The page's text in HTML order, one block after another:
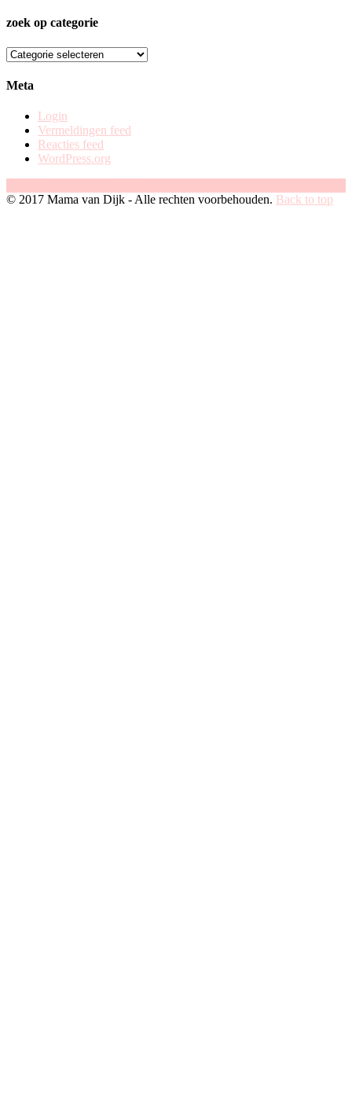
zoek op categorie
zoek
categorie
Meta
Login
Vermeldingen feed
Reacties feed
WordPress.org
© 2017 Mama van Dijk - Alle rechten voorbehouden. Back to top